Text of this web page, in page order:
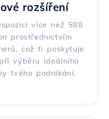
rozšíření
více než 588
prostřednictvím
což ti poskytuje
výběru ideálního
tvého podnikání.